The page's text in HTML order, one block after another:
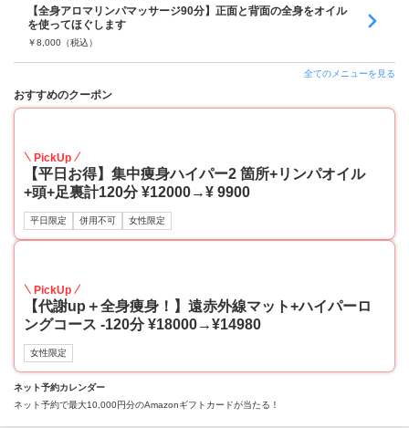
【全身アロマリンパマッサージ90分】正面と背面の全身をオイル
を使ってほぐします
￥8,000 （税込）
全てのメニューを見る
おすすめのクーポン
PickUp
【平日お得】集中痩身ハイパー2 箇所+リンパオイル
+頭+足裏計120分 ¥12000→¥ 9900
平日限定 併用不可 女性限定
PickUp
【代謝up＋全身痩身！】遠赤外線マット+ハイパーロ
ングコース -120分 ¥18000→¥14980
女性限定
ネット予約カレンダー
ネット予約で最大10,000円分のAmazonギフトカードが当たる！